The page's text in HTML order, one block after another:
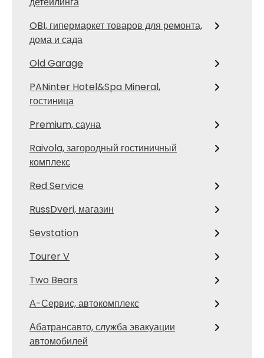
OBI, гипермаркет товаров для ремонта,
дома и сада
Old Garage
PANinter Hotel&Spa Mineral,
гостиница
Premium, сауна
Raivola, загородный гостиничный
комплекс
Red Service
RussDveri, магазин
Sevstation
Tourer V
Two Bears
А-Сервис, автокомплекс
Абатрансавто, служба эвакуации
автомобилей